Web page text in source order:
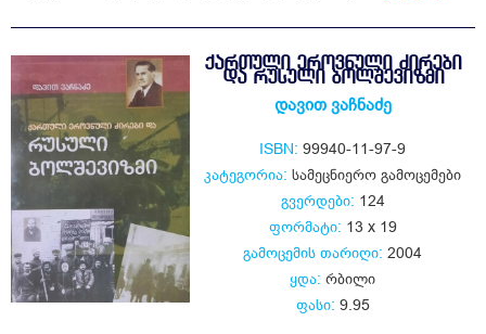
ᲥᲐᲠᲗᲣᲚᲘ ᲔᲠᲝᲕᲜᲣᲚᲘ ᲫᲘᲠᲔᲑᲘ
ᲓᲐ ᲠᲣᲡᲣᲚᲘ ᲑᲝᲚᲨᲔᲕᲘᲖᲛᲘ
დავით ვაჩნაძე
ISBN: 99940-11-97-9
კატეგორია: სამეცნიერო გამოცემები
გვერდები: 124
ფორმატი: 13 x 19
გამოცემის თარიღი: 2004
ყდა: რბილი
ფასი: 9.95